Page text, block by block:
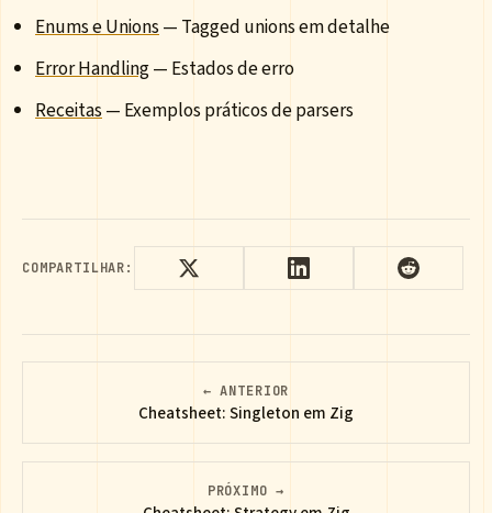
Enums e Unions— Tagged unions em detalhe
Error Handling— Estados de erro
Receitas— Exemplos práticos de parsers
COMPARTILHAR:
← ANTERIOR
Cheatsheet: Singleton em Zig
PRÓXIMO →